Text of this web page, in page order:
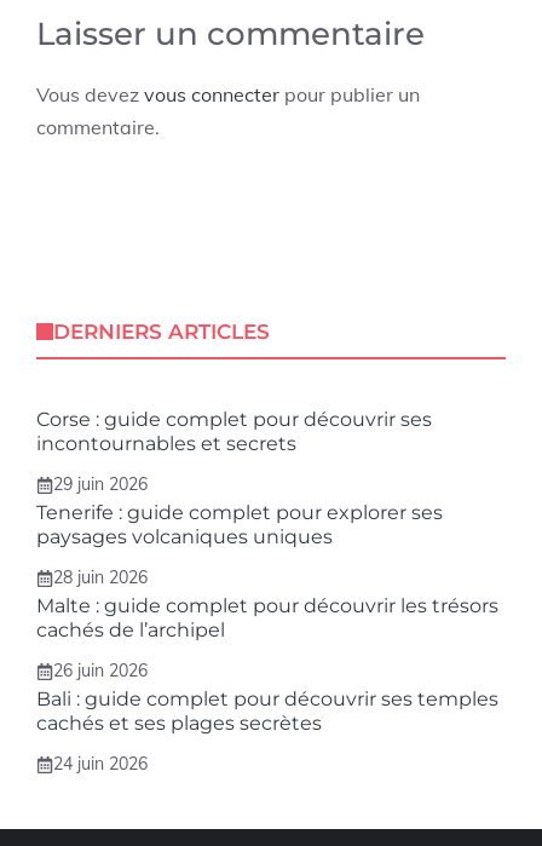
Laisser un commentaire
Vous devez vous connecter pour publier un
commentaire.
DERNIERS ARTICLES
Corse : guide complet pour découvrir ses
incontournables et secrets
29 juin 2026
Tenerife : guide complet pour explorer ses
paysages volcaniques uniques
28 juin 2026
Malte : guide complet pour découvrir les trésors
cachés de l’archipel
26 juin 2026
Bali : guide complet pour découvrir ses temples
cachés et ses plages secrètes
24 juin 2026